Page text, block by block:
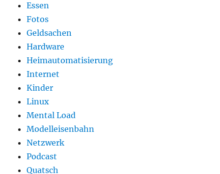
Essen
Fotos
Geldsachen
Hardware
Heimautomatisierung
Internet
Kinder
Linux
Mental Load
Modelleisenbahn
Netzwerk
Podcast
Quatsch